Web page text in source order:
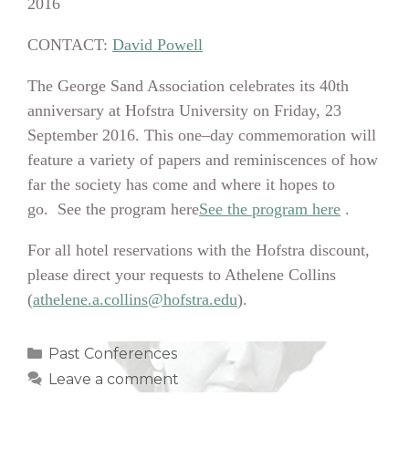
CONTACT: David Powell
The George Sand Association celebrates its 40th
anniversary at Hofstra University on Friday, 23
September 2016. This one–day commemoration will
feature a variety of papers and reminiscences of how
far the society has come and where it hopes to
go. See the program hereSee the program here .
For all hotel reservations with the Hofstra discount,
please direct your requests to Athelene Collins
(athelene.a.collins@hofstra.edu).
Categories
Past Conferences
Leave a comment